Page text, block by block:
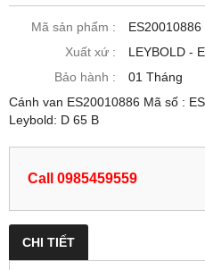
Mã sản phẩm :
ES20010886
Xuất xứ :
LEYBOLD -
Bảo hành :
01 Tháng
Cánh van ES20010886 Mã số :
Leybold: D 65 B
Call 0985459559
CHI TIẾT